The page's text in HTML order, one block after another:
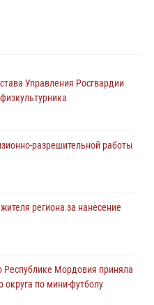
Управления Росгвардии
разрешительной работы
региона за нанесение
Республике Мордовия приняла
округа по мини-футболу